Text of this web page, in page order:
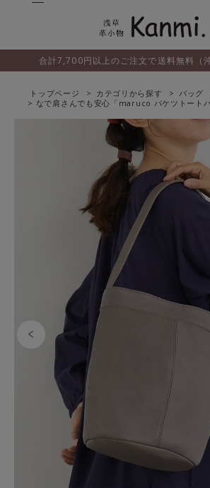
合計7,700円以上のご注文で送料無料（
トップページ カテゴリから探す バッグ
なで肩さんでも安心「maruco バケツトートバ